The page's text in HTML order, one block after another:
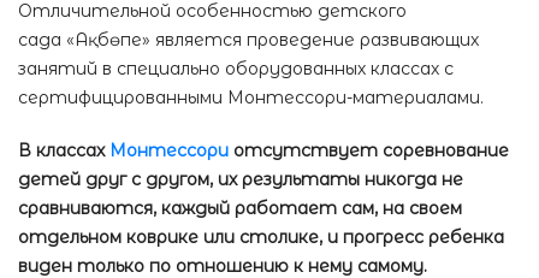
Отличительной особенностью детского
сада «Ақбөпе» является проведение развивающих
занятий в специально оборудованных классах с
сертифицированными Монтессори-материалами.
В классах Монтессори отсутствует соревнование
детей друг с другом, их результаты никогда не
сравниваются, каждый работает сам, на своем
отдельном коврике или столике, и прогресс ребенка
виден только по отношению к нему самому.